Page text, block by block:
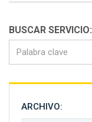
BUSCAR SERVICIO:
ARCHIVO: